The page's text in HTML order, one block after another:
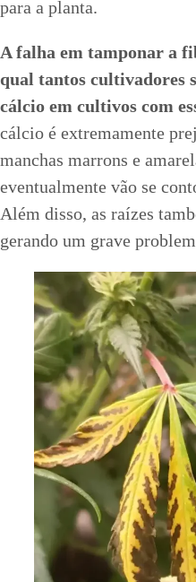
para a planta.
A falha em tamponar a
qual tantos cultivadores
cálcio em cultivos com
cálcio é extremamente
manchas marrons e
eventualmente vão se
Além disso, as raízes
gerando um grave